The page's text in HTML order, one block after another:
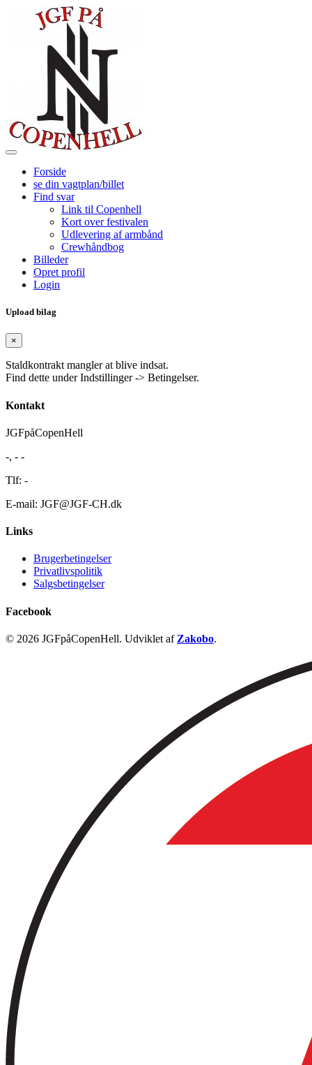
Forside
se din vagtplan/billet
Find svar
Link til Copenhell
Kort over festivalen
Udlevering af armbånd
Crewhåndbog
Billeder
Opret profil
Login
Upload bilag
×
Staldkontrakt mangler at blive indsat.
Find dette under Indstillinger -> Betingelser.
Kontakt
JGFpåCopenHell
-, - -
Tlf: -
E-mail: JGF@JGF-CH.dk
Links
Brugerbetingelser
Privatlivspolitik
Salgsbetingelser
Facebook
© 2026 JGFpåCopenHell. Udviklet af Zakobo.